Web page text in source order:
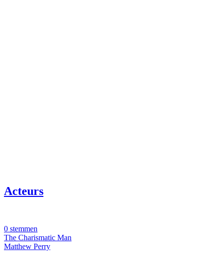
Acteurs
0 stemmen
The Charismatic Man
Matthew Perry